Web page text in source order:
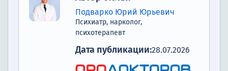
Подварко Юрий Юрьевич
Психиатр, нарколог,
психотерапевт
Дата публикации:28.07.2026